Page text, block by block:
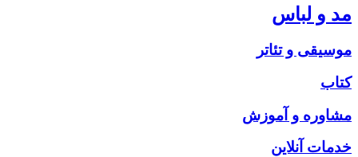
مد و لباس
موسیقی و تئاتر
کتاب
مشاوره و آموزش
خدمات آنلاین